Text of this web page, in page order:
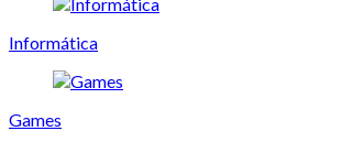
Informática
Games